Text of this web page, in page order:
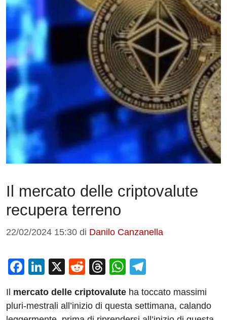
Il mercato delle criptovalute
recupera terreno
22/02/2024 15:30 di Danilo Canzanella
F
c
e
Li
k
e
X
R
d
di
T
e
a
W
at
s
e
gr
Il mercato delle criptovalute ha toccato massimi
pluri-mestrali all’inizio di questa settimana, calando